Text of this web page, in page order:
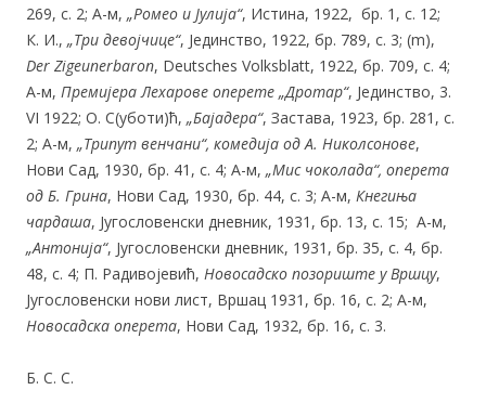
269, с. 2; А-м, „Ромео и Јулија“, Истина, 1922, бр. 1, с. 12;
К. И., „Три девојчице“, Јединство, 1922, бр. 789, с. 3; (m),
Der Zigeunerbaron, Deutsches Volksblatt, 1922, бр. 709, с. 4;
А-м, Премијера Лехарове оперете „Дротар“, Јединство, 3.
VI 1922; О. С(уботи)ћ, „Бајадера“, Застава, 1923, бр. 281, с.
2; А-м, „Трипут венчани“, комедија од А. Николсонове,
Нови Сад, 1930, бр. 41, с. 4; А-м, „Мис чоколада“, оперета
од Б. Грина, Нови Сад, 1930, бр. 44, с. 3; А-м, Кнегиња
чардаша, Југословенски дневник, 1931, бр. 13, с. 15; А-м,
„Антонија“, Југословенски дневник, 1931, бр. 35, с. 4, бр.
48, с. 4; П. Радивојевић, Новосадско позориште у Вршцу,
Југословенски нови лист, Вршац 1931, бр. 16, с. 2; А-м,
Новосадска оперета, Нови Сад, 1932, бр. 16, с. 3.
Б. С. С.